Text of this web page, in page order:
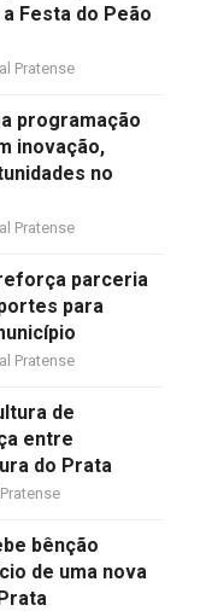
Festa do Peão
Pratense
programação
inovação,
no
Pratense
parceria
para
Pratense
de
entre
do Prata
bênção
de uma nova